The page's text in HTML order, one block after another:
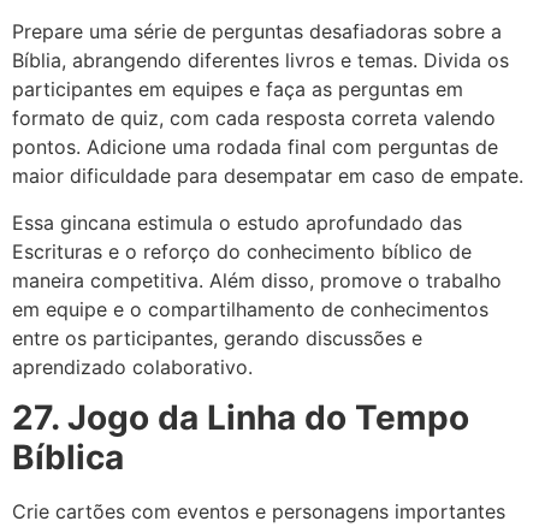
Prepare uma série de perguntas desafiadoras sobre a
Bíblia, abrangendo diferentes livros e temas. Divida os
participantes em equipes e faça as perguntas em
formato de quiz, com cada resposta correta valendo
pontos. Adicione uma rodada final com perguntas de
maior dificuldade para desempatar em caso de empate.
Essa gincana estimula o estudo aprofundado das
Escrituras e o reforço do conhecimento bíblico de
maneira competitiva. Além disso, promove o trabalho
em equipe e o compartilhamento de conhecimentos
entre os participantes, gerando discussões e
aprendizado colaborativo.
27. Jogo da Linha do Tempo
Bíblica
Crie cartões com eventos e personagens importantes